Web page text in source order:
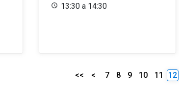
13:30 a 14:30
<< < 7 8 9 10 11 12